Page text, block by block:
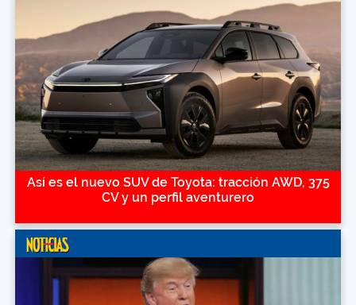
Así es el nuevo SUV de Toyota: tracción AWD, 375
CV y un perfil aventurero